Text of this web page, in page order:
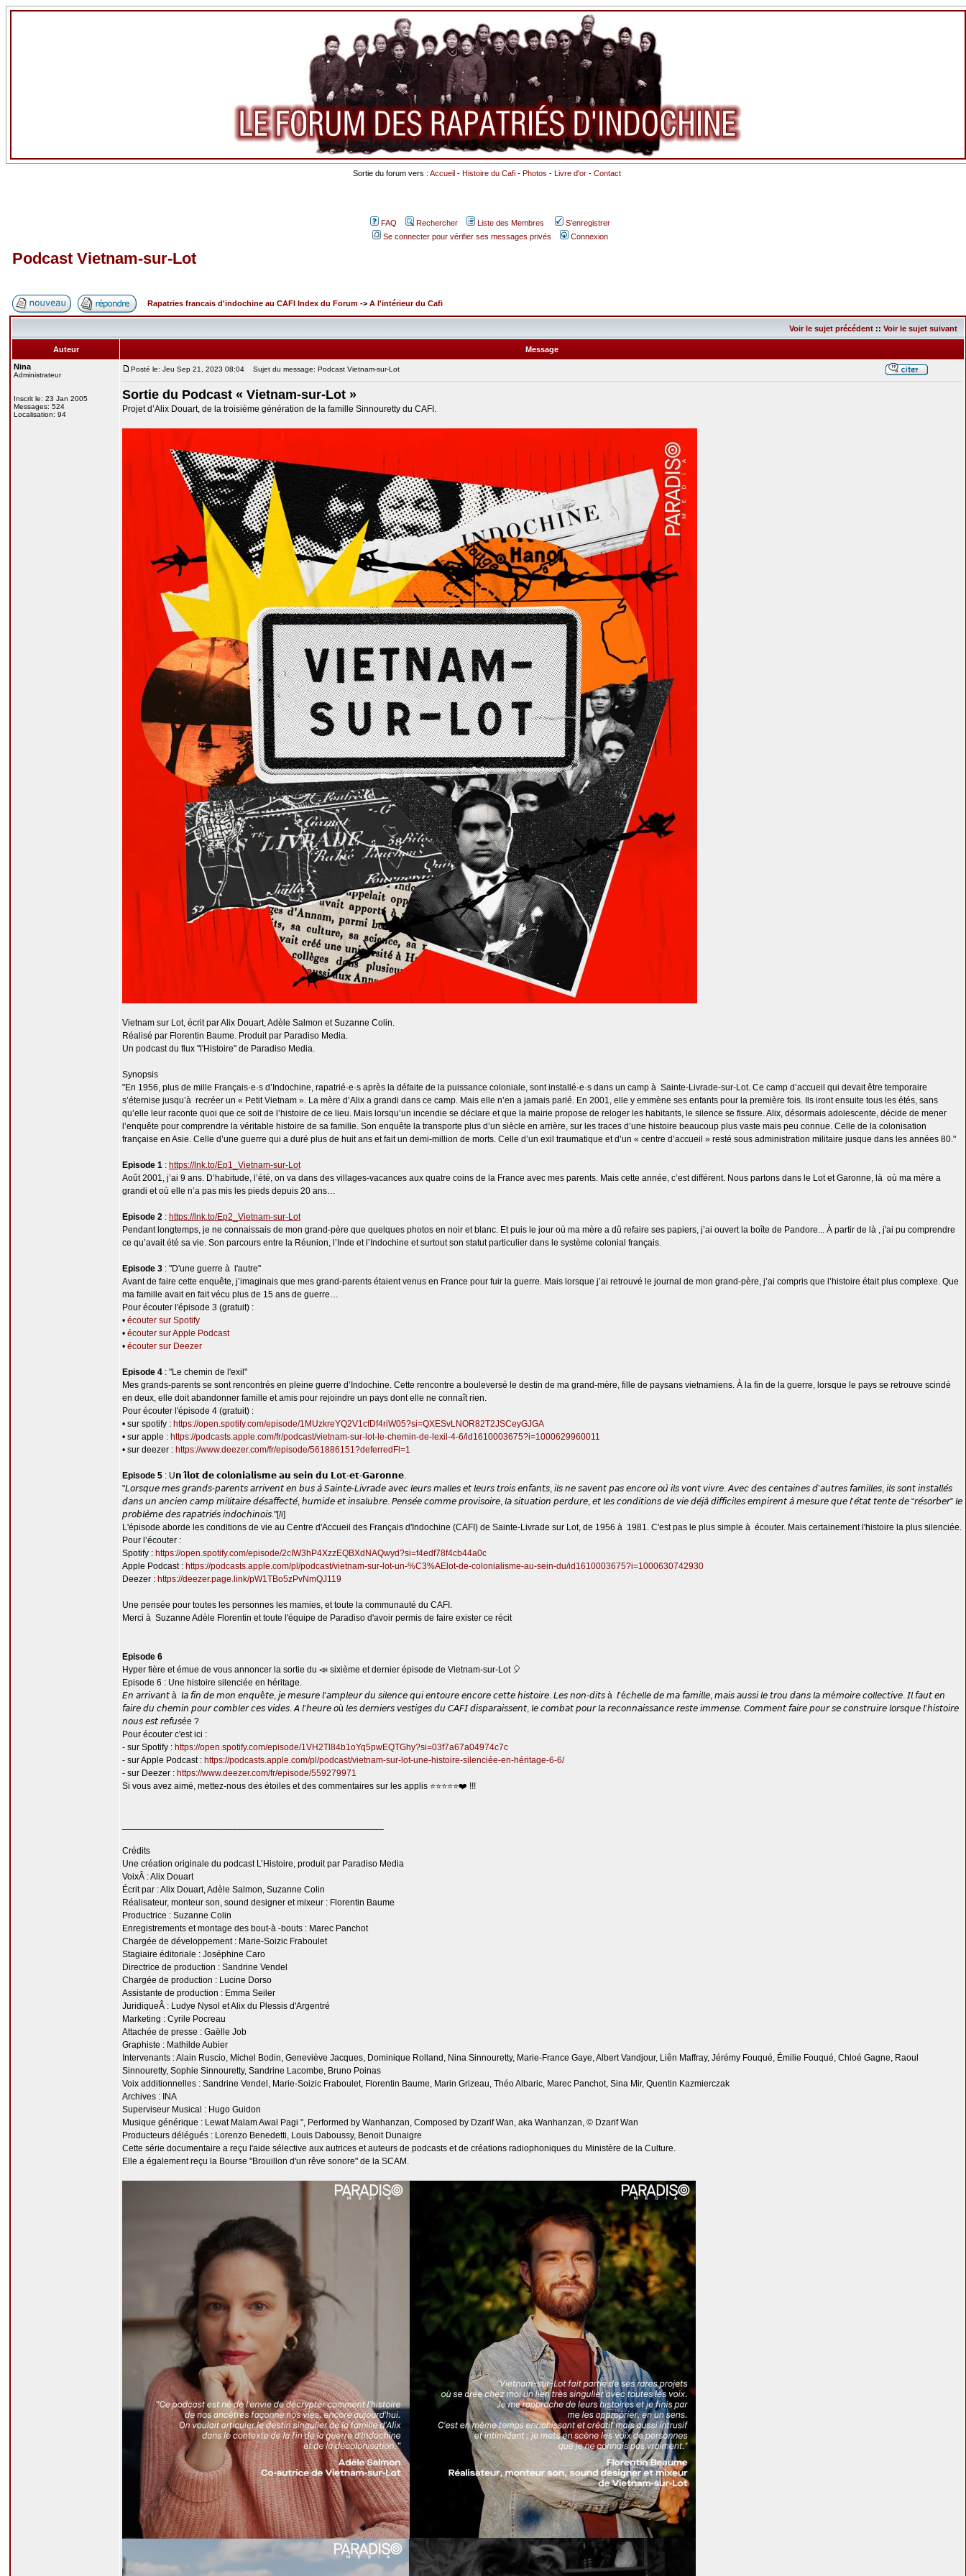
Sortie du forum vers : Accueil - Histoire du Cafi - Photos - Livre d'or - Contact
FAQ Rechercher Liste des Membres
S'enregistrer
Se connecter pour vérifier ses messages privés
Connexion
Podcast Vietnam-sur-Lot
Rapatries francais d'indochine au CAFI Index du Forum -> A l'intérieur du Cafi
Voir le sujet précédent :: Voir le sujet suivant
Auteur
Message
Nina
Administrateur
Inscrit le: 23 Jan 2005
Messages: 524
Localisation: 94
Posté le: Jeu Sep 21, 2023 08:04 Sujet du message: Podcast Vietnam-sur-Lot
Sortie du Podcast « Vietnam-sur-Lot »
Projet d’Alix Douart, de la troisième génération de la famille Sinnouretty du CAFI.
Vietnam sur Lot, écrit par Alix Douart, Adèle Salmon et Suzanne Colin.
Réalisé par Florentin Baume. Produit par Paradiso Media.
Un podcast du flux "l'Histoire" de Paradiso Media.
Synopsis
"En 1956, plus de mille Français·e·s d’Indochine, rapatrié·e·s après la défaite de la puissance coloniale, sont installé·e·s dans un camp à Sainte-Livrade-sur-Lot. Ce camp d’accueil qui devait être temporaire
s’éternise jusqu’à recréer un « Petit Vietnam ». La mère d’Alix a grandi dans ce camp. Mais elle n’en a jamais parlé. En 2001, elle y emmène ses enfants pour la première fois. Ils iront ensuite tous les étés, sans
qu’elle leur raconte quoi que ce soit de l’histoire de ce lieu. Mais lorsqu’un incendie se déclare et que la mairie propose de reloger les habitants, le silence se fissure. Alix, désormais adolescente, décide de mener
l’enquête pour comprendre la véritable histoire de sa famille. Son enquête la transporte plus d’un siècle en arrière, sur les traces d’une histoire beaucoup plus vaste mais peu connue. Celle de la colonisation
française en Asie. Celle d’une guerre qui a duré plus de huit ans et fait un demi-million de morts. Celle d’un exil traumatique et d’un « centre d’accueil » resté sous administration militaire jusque dans les années 80."
Episode 1 : https://lnk.to/Ep1_Vietnam-sur-Lot
Août 2001, j’ai 9 ans. D’habitude, l’été, on va dans des villages-vacances aux quatre coins de la France avec mes parents. Mais cette année, c’est différent. Nous partons dans le Lot et Garonne, là où ma mère a
grandi et où elle n’a pas mis les pieds depuis 20 ans…
Episode 2 : https://lnk.to/Ep2_Vietnam-sur-Lot
Pendant longtemps, je ne connaissais de mon grand-père que quelques photos en noir et blanc. Et puis le jour où ma mère a dû refaire ses papiers, j’ai ouvert la boîte de Pandore... À partir de là , j'ai pu comprendre
ce qu’avait été sa vie. Son parcours entre la Réunion, l’Inde et l’Indochine et surtout son statut particulier dans le système colonial français.
Episode 3 : "D'une guerre à l'autre"
Avant de faire cette enquête, j’imaginais que mes grand-parents étaient venus en France pour fuir la guerre. Mais lorsque j’ai retrouvé le journal de mon grand-père, j’ai compris que l’histoire était plus complexe. Que
ma famille avait en fait vécu plus de 15 ans de guerre…
Pour écouter l'épisode 3 (gratuit) :
• écouter sur Spotify
• écouter sur Apple Podcast
• écouter sur Deezer
Episode 4 : "Le chemin de l'exil"
Mes grands-parents se sont rencontrés en pleine guerre d’Indochine. Cette rencontre a bouleversé le destin de ma grand-mère, fille de paysans vietnamiens. À la fin de la guerre, lorsque le pays se retrouve scindé
en deux, elle doit abandonner famille et amis pour rejoindre un pays dont elle ne connaît rien.
Pour écouter l'épisode 4 (gratuit) :
• sur spotify : https://open.spotify.com/episode/1MUzkreYQ2V1cfDf4riW05?si=QXESvLNOR82T2JSCeyGJGA
• sur apple : https://podcasts.apple.com/fr/podcast/vietnam-sur-lot-le-chemin-de-lexil-4-6/id1610003675?i=1000629960011
• sur deezer : https://www.deezer.com/fr/episode/561886151?deferredFl=1
Episode 5 : U𝗻 𝗶̂𝗹𝗼𝘁 𝗱𝗲 𝗰𝗼𝗹𝗼𝗻𝗶𝗮𝗹𝗶𝘀𝗺𝗲 𝗮𝘂 𝘀𝗲𝗶𝗻 𝗱𝘂 𝗟𝗼𝘁-𝗲𝘁-𝗚𝗮𝗿𝗼𝗻𝗻𝗲.
"𝘓𝘰𝘳𝘴𝘲𝘶𝘦 𝘮𝘦𝘴 𝘨𝘳𝘢𝘯𝘥𝘴-𝘱𝘢𝘳𝘦𝘯𝘵𝘴 𝘢𝘳𝘳𝘪𝘷𝘦𝘯𝘵 𝘦𝘯 𝘣𝘶𝘴 𝘢̀ 𝘚𝘢𝘪𝘯𝘵𝘦-𝘓𝘪𝘷𝘳𝘢𝘥𝘦 𝘢𝘷𝘦𝘤 𝘭𝘦𝘶𝘳𝘴 𝘮𝘢𝘭𝘭𝘦𝘴 𝘦𝘵 𝘭𝘦𝘶𝘳𝘴 𝘵𝘳𝘰𝘪𝘴 𝘦𝘯𝘧𝘢𝘯𝘵𝘴, 𝘪𝘭𝘴 𝘯𝘦 𝘴𝘢𝘷𝘦𝘯𝘵 𝘱𝘢𝘴 𝘦𝘯𝘤𝘰𝘳𝘦 𝘰𝘶̀ 𝘪𝘭𝘴 𝘷𝘰𝘯𝘵 𝘷𝘪𝘷𝘳𝘦. 𝘈𝘷𝘦𝘤 𝘥𝘦𝘴 𝘤𝘦𝘯𝘵𝘢𝘪𝘯𝘦𝘴 𝘥’𝘢𝘶𝘵𝘳𝘦𝘴 𝘧𝘢𝘮𝘪𝘭𝘭𝘦𝘴, 𝘪𝘭𝘴 𝘴𝘰𝘯𝘵 𝘪𝘯𝘴𝘵𝘢𝘭𝘭𝘦́𝘴
𝘥𝘢𝘯𝘴 𝘶𝘯 𝘢𝘯𝘤𝘪𝘦𝘯 𝘤𝘢𝘮𝘱 𝘮𝘪𝘭𝘪𝘵𝘢𝘪𝘳𝘦 𝘥𝘦́𝘴𝘢𝘧𝘧𝘦𝘤𝘵𝘦́, 𝘩𝘶𝘮𝘪𝘥𝘦 𝘦𝘵 𝘪𝘯𝘴𝘢𝘭𝘶𝘣𝘳𝘦. 𝘗𝘦𝘯𝘴𝘦́𝘦 𝘤𝘰𝘮𝘮𝘦 𝘱𝘳𝘰𝘷𝘪𝘴𝘰𝘪𝘳𝘦, 𝘭𝘢 𝘴𝘪𝘵𝘶𝘢𝘵𝘪𝘰𝘯 𝘱𝘦𝘳𝘥𝘶𝘳𝘦, 𝘦𝘵 𝘭𝘦𝘴 𝘤𝘰𝘯𝘥𝘪𝘵𝘪𝘰𝘯𝘴 𝘥𝘦 𝘷𝘪𝘦 𝘥𝘦́𝘫𝘢̀ 𝘥𝘪𝘧𝘧𝘪𝘤𝘪𝘭𝘦𝘴 𝘦𝘮𝘱𝘪𝘳𝘦𝘯𝘵 𝘢̀ 𝘮𝘦𝘴𝘶𝘳𝘦 𝘲𝘶𝘦 𝘭’𝘦́𝘵𝘢𝘵 𝘵𝘦𝘯𝘵𝘦 𝘥𝘦 “𝘳𝘦́𝘴𝘰𝘳𝘣𝘦𝘳” 𝘭𝘦
𝘱𝘳𝘰𝘣𝘭𝘦̀𝘮𝘦 𝘥𝘦𝘴 𝘳𝘢𝘱𝘢𝘵𝘳𝘪𝘦́𝘴 𝘪𝘯𝘥𝘰𝘤𝘩𝘪𝘯𝘰𝘪𝘴."[/i]
L'épisode aborde les conditions de vie au Centre d'Accueil des Français d'Indochine (CAFI) de Sainte-Livrade sur Lot, de 1956 à 1981. C'est pas le plus simple à écouter. Mais certainement l'histoire la plus silenciée.
Pour l’écouter :
Spotify : https://open.spotify.com/episode/2cIW3hP4XzzEQBXdNAQwyd?si=f4edf78f4cb44a0c
Apple Podcast : https://podcasts.apple.com/pl/podcast/vietnam-sur-lot-un-%C3%AElot-de-colonialisme-au-sein-du/id1610003675?i=1000630742930
Deezer : https://deezer.page.link/pW1TBo5zPvNmQJ119
Une pensée pour toutes les personnes les mamies, et toute la communauté du CAFI.
Merci à Suzanne Adèle Florentin et toute l'équipe de Paradiso d'avoir permis de faire exister ce récit
Episode 6
Hyper fière et émue de vous annoncer la sortie du 📣 sixième et dernier épisode de Vietnam-sur-Lot 🎈
Episode 6 : Une histoire silenciée en héritage.
𝘌𝘯 𝘢𝘳𝘳𝘪𝘷𝘢𝘯𝘵 à 𝘭𝘢 𝘧𝘪𝘯 𝘥𝘦 𝘮𝘰𝘯 𝘦𝘯𝘲𝘶ê𝘵𝘦, 𝘫𝘦 𝘮𝘦𝘴𝘶𝘳𝘦 𝘭’𝘢𝘮𝘱𝘭𝘦𝘶𝘳 𝘥𝘶 𝘴𝘪𝘭𝘦𝘯𝘤𝘦 𝘲𝘶𝘪 𝘦𝘯𝘵𝘰𝘶𝘳𝘦 𝘦𝘯𝘤𝘰𝘳𝘦 𝘤𝘦𝘵𝘵𝘦 𝘩𝘪𝘴𝘵𝘰𝘪𝘳𝘦. 𝘓𝘦𝘴 𝘯𝘰𝘯-𝘥𝘪𝘵𝘴 à 𝘭’é𝘤𝘩𝘦𝘭𝘭𝘦 𝘥𝘦 𝘮𝘢 𝘧𝘢𝘮𝘪𝘭𝘭𝘦, 𝘮𝘢𝘪𝘴 𝘢𝘶𝘴𝘴𝘪 𝘭𝘦 𝘵𝘳𝘰𝘶 𝘥𝘢𝘯𝘴 𝘭𝘢 𝘮é𝘮𝘰𝘪𝘳𝘦 𝘤𝘰𝘭𝘭𝘦𝘤𝘵𝘪𝘷𝘦. 𝘐𝘭 𝘧𝘢𝘶𝘵 𝘦𝘯
𝘧𝘢𝘪𝘳𝘦 𝘥𝘶 𝘤𝘩𝘦𝘮𝘪𝘯 𝘱𝘰𝘶𝘳 𝘤𝘰𝘮𝘣𝘭𝘦𝘳 𝘤𝘦𝘴 𝘷𝘪𝘥𝘦𝘴. 𝘈 𝘭’𝘩𝘦𝘶𝘳𝘦 𝘰ù 𝘭𝘦𝘴 𝘥𝘦𝘳𝘯𝘪𝘦𝘳𝘴 𝘷𝘦𝘴𝘵𝘪𝘨𝘦𝘴 𝘥𝘶 𝘊𝘈𝘍𝘐 𝘥𝘪𝘴𝘱𝘢𝘳𝘢𝘪𝘴𝘴𝘦𝘯𝘵, 𝘭𝘦 𝘤𝘰𝘮𝘣𝘢𝘵 𝘱𝘰𝘶𝘳 𝘭𝘢 𝘳𝘦𝘤𝘰𝘯𝘯𝘢𝘪𝘴𝘴𝘢𝘯𝘤𝘦 𝘳𝘦𝘴𝘵𝘦 𝘪𝘮𝘮𝘦𝘯𝘴𝘦. 𝘊𝘰𝘮𝘮𝘦𝘯𝘵 𝘧𝘢𝘪𝘳𝘦 𝘱𝘰𝘶𝘳 𝘴𝘦 𝘤𝘰𝘯𝘴𝘵𝘳𝘶𝘪𝘳𝘦 𝘭𝘰𝘳𝘴𝘲𝘶𝘦 𝘭’𝘩𝘪𝘴𝘵𝘰𝘪𝘳𝘦
𝘯𝘰𝘶𝘴 𝘦𝘴𝘵 𝘳𝘦𝘧𝘶𝘴ée ?
Pour écouter c'est ici :
- sur Spotify : https://open.spotify.com/episode/1VH2Tl84b1oYq5pwEQTGhy?si=03f7a67a04974c7c
- sur Apple Podcast : https://podcasts.apple.com/pl/podcast/vietnam-sur-lot-une-histoire-silenciée-en-héritage-6-6/
- sur Deezer : https://www.deezer.com/fr/episode/559279971
Si vous avez aimé, mettez-nous des étoiles et des commentaires sur les applis ⭐⭐⭐⭐⭐❤️ !!!
Crédits
Une création originale du podcast L’Histoire, produit par Paradiso Media
VoixÂ : Alix Douart
Écrit par : Alix Douart, Adèle Salmon, Suzanne Colin
Réalisateur, monteur son, sound designer et mixeur : Florentin Baume
Productrice : Suzanne Colin
Enregistrements et montage des bout-à -bouts : Marec Panchot
Chargée de développement : Marie-Soizic Fraboulet
Stagiaire éditoriale : Joséphine Caro
Directrice de production : Sandrine Vendel
Chargée de production : Lucine Dorso
Assistante de production : Emma Seiler
JuridiqueÂ : Ludye Nysol et Alix du Plessis d'Argentré
Marketing : Cyrile Pocreau
Attachée de presse : Gaëlle Job
Graphiste : Mathilde Aubier
Intervenants : Alain Ruscio, Michel Bodin, Geneviève Jacques, Dominique Rolland, Nina Sinnouretty, Marie-France Gaye, Albert Vandjour, Liên Maffray, Jérémy Fouqué, Émilie Fouqué, Chloé Gagne, Raoul
Sinnouretty, Sophie Sinnouretty, Sandrine Lacombe, Bruno Poinas
Voix additionnelles : Sandrine Vendel, Marie-Soizic Fraboulet, Florentin Baume, Marin Grizeau, Théo Albaric, Marec Panchot, Sina Mir, Quentin Kazmierczak
Archives : INA
Superviseur Musical : Hugo Guidon
Musique générique : Lewat Malam Awal Pagi ", Performed by Wanhanzan, Composed by Dzarif Wan, aka Wanhanzan, © Dzarif Wan
Producteurs délégués : Lorenzo Benedetti, Louis Daboussy, Benoit Dunaigre
Cette série documentaire a reçu l'aide sélective aux autrices et auteurs de podcasts et de créations radiophoniques du Ministère de la Culture.
Elle a également reçu la Bourse "Brouillon d'un rêve sonore" de la SCAM.